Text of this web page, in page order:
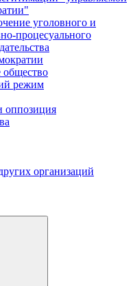
уголовного и
процесуального
общество
режим
оппозиция
организаций